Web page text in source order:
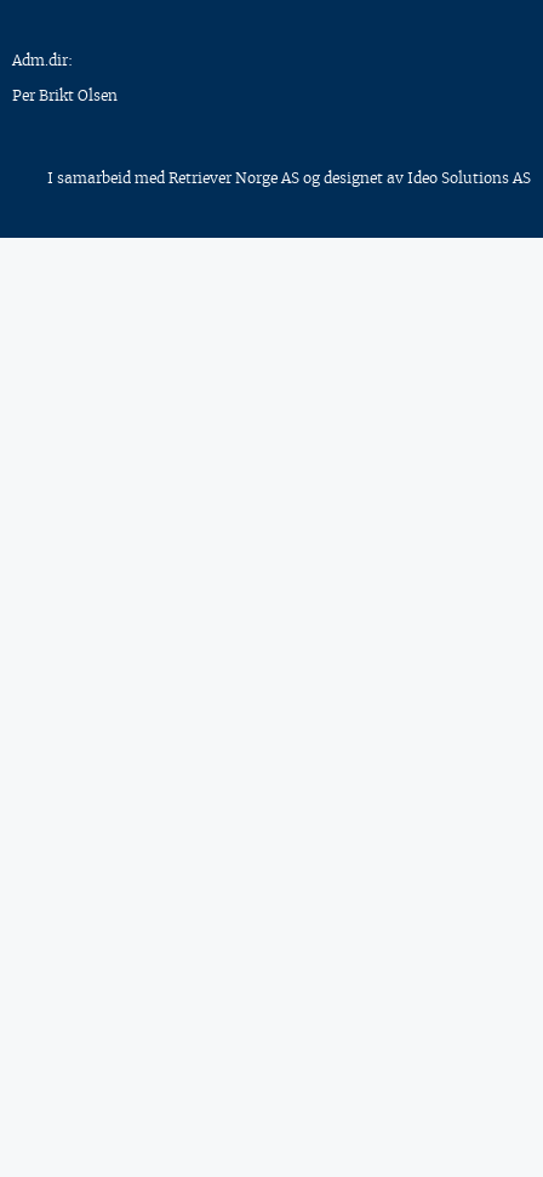
Adm.dir:
Per Brikt Olsen
I samarbeid med Retriever Norge AS og designet av Ideo Solutions AS